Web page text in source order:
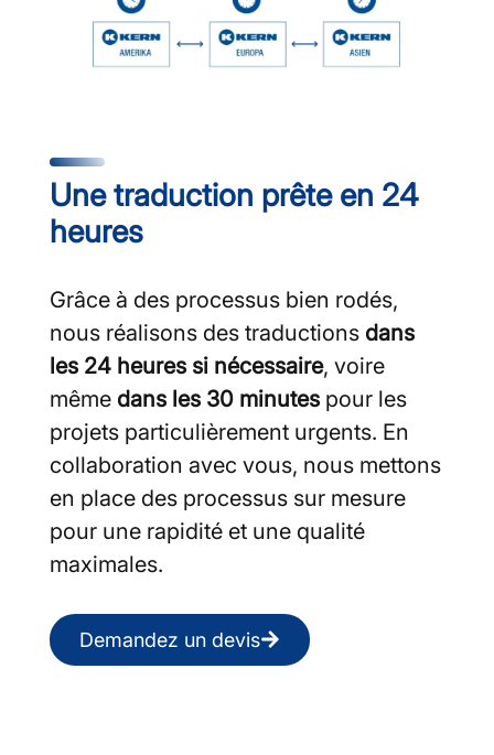
Une traduction prête en 24
heures
Grâce à des processus bien rodés,
nous réalisons des traductions dans
les 24 heures si nécessaire, voire
même dans les 30 minutes pour les
projets particulièrement urgents. En
collaboration avec vous, nous mettons
en place des processus sur mesure
pour une rapidité et une qualité
maximales.
Demandez un devis